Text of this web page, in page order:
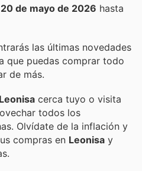
20 de mayo de 2026 hasta
las últimas novedades
que puedas comprar todo
de más.
Leonisa cerca tuyo o visita
todos los
Olvídate de la inflación y
compras en Leonisa y